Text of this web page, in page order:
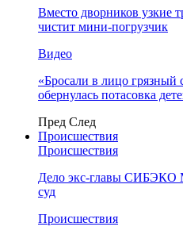
Вместо дворников узкие
чистит мини-погрузчик
Видео
«Бросали в лицо грязный
обернулась потасовка
Пред След
Происшествия
Происшествия
Дело экс-главы СИБЭКО
суд
Происшествия